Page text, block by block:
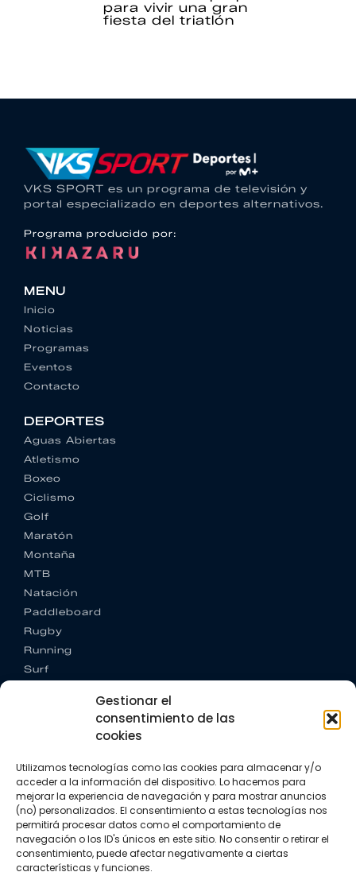
Gestionar el
consentimiento de las
cookies
Utilizamos tecnologías como las cookies para almacenar y/o
acceder a la información del dispositivo. Lo hacemos para
mejorar la experiencia de navegación y para mostrar anuncios
(no) personalizados. El consentimiento a estas tecnologías nos
permitirá procesar datos como el comportamiento de
navegación o los ID's únicos en este sitio. No consentir o retirar el
consentimiento, puede afectar negativamente a ciertas
características y funciones.
para vivir una gran
fiesta del triatlón
VKS SPORT es un programa de televisión y
portal especializado en deportes alternativos.
Programa producido por:
MENU
Inicio
Noticias
Programas
Eventos
Contacto
DEPORTES
Aguas Abiertas
Atletismo
Boxeo
Ciclismo
Golf
Maratón
Montaña
MTB
Natación
Paddleboard
Rugby
Running
Surf
CONTACTO
+34 662 342 177
info@vkssport.com
SÍGUENOS